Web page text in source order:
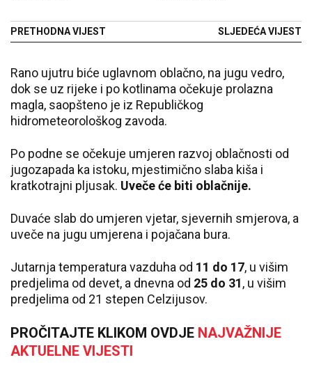
PRETHODNA VIJEST SLJEDEĆA VIJEST
Rano ujutru biće uglavnom oblačno, na jugu vedro,
dok se uz rijeke i po kotlinama očekuje prolazna
magla, saopšteno je iz Republičkog
hidrometeorološkog zavoda.
Po podne se očekuje umjeren razvoj oblačnosti od
jugozapada ka istoku, mjestimično slaba kiša i
kratkotrajni pljusak. Uveče će biti oblačnije.
Duvaće slab do umjeren vjetar, sjevernih smjerova, a
uveče na jugu umjerena i pojačana bura.
Јutarnja temperatura vazduha od 11 do 17, u višim
predjelima od devet, a dnevna od 25 do 31, u višim
predjelima od 21 stepen Celzijusov.
PROČITAJTE KLIKOM OVDJE NAJVAŽNIJE
AKTUELNE VIJESTI